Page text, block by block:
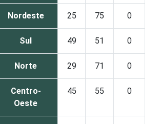
Nordeste 25 75 0
Sul 49 51 0
Norte 29 71 0
Centro-
Oeste
45 55 0